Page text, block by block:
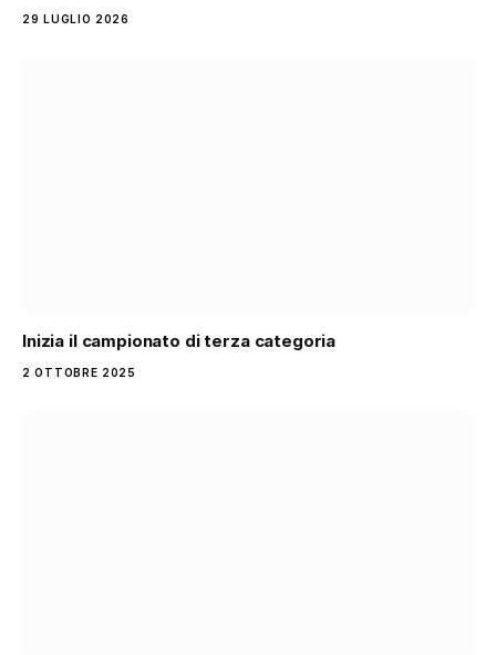
29 LUGLIO 2026
Inizia il campionato di terza categoria
2 OTTOBRE 2025